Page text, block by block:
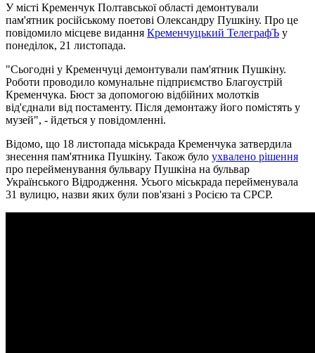
У місті Кременчук Полтавської області демонтували
пам'ятник російському поетові Олександру Пушкіну. Про це
повідомило місцеве видання Кременчуцький ТелеграфЪ у
понеділок, 21 листопада.
"Сьогодні у Кременчуці демонтували пам'ятник Пушкіну.
Роботи проводило комунальне підприємство Благоустрій
Кременчука. Бюст за допомогою відбійних молотків
від'єднали від постаменту. Після демонтажу його помістять у
музей", - йдеться у повідомленні.
Відомо, що 18 листопада міськрада Кременчука затвердила
знесення пам'ятника Пушкіну. Також було ухвалено рішення
про перейменування бульвару Пушкіна на бульвар
Українського Відродження. Усього міськрада перейменувала
31 вулицю, назви яких були пов'язані з Росією та СРСР.